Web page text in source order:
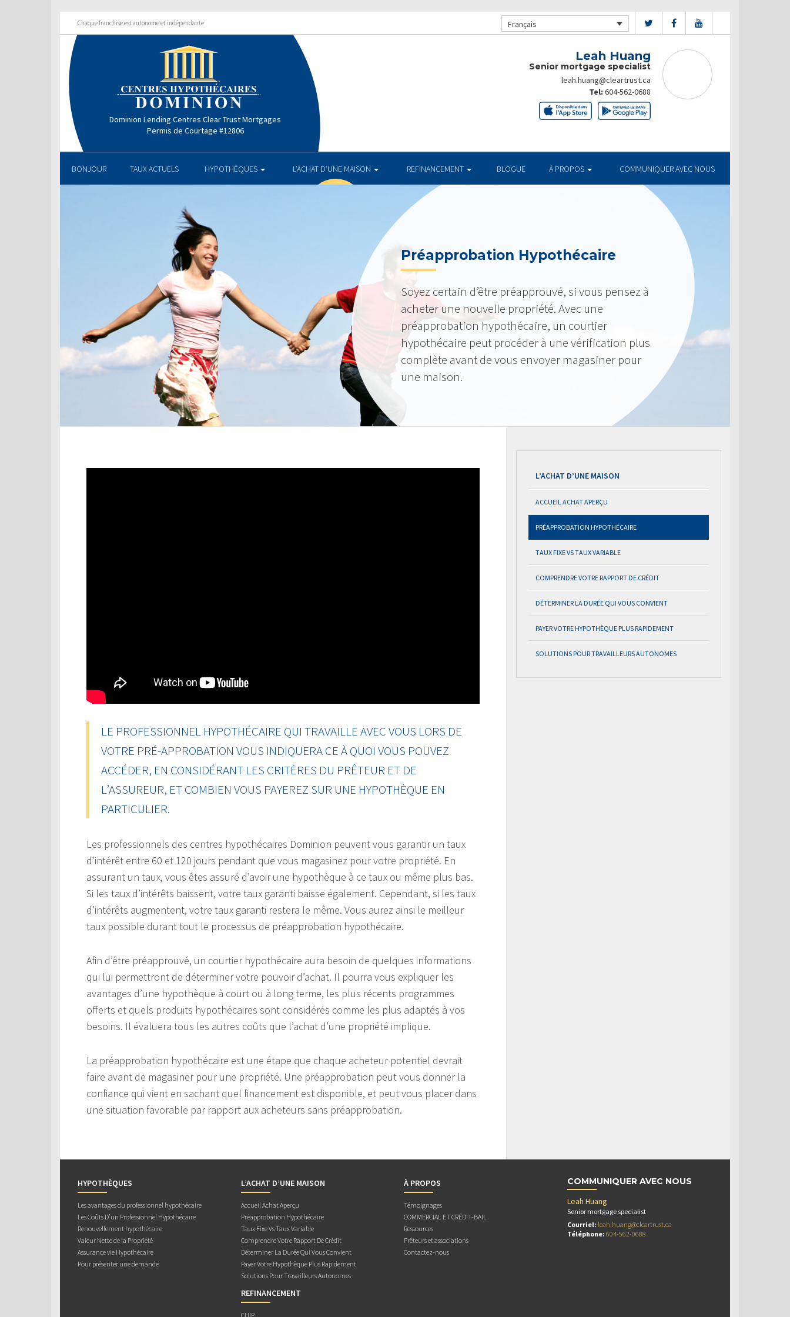
Chaque franchise est autonome et indépendante Français
Dominion Lending Centres Clear Trust Mortgages
Permis de Courtage #12806
Leah Huang
Senior mortgage specialist
leah.huang@cleartrust.ca
Tel: 604-562-0688
BONJOUR TAUX ACTUELS HYPOTHÈQUES L’ACHAT D’UNE MAISON REFINANCEMENT BLOGUE À PROPOS COMMUNIQUER AVEC NOUS
Préapprobation Hypothécaire
Soyez certain d’être préapprouvé, si vous pensez à
acheter une nouvelle propriété. Avec une
préapprobation hypothécaire, un courtier
hypothécaire peut procéder à une vérification plus
complète avant de vous envoyer magasiner pour
une maison.
LE PROFESSIONNEL HYPOTHÉCAIRE QUI TRAVAILLE AVEC VOUS LORS DE
VOTRE PRÉ-APPROBATION VOUS INDIQUERA CE À QUOI VOUS POUVEZ
ACCÉDER, EN CONSIDÉRANT LES CRITÈRES DU PRÊTEUR ET DE
L’ASSUREUR, ET COMBIEN VOUS PAYEREZ SUR UNE HYPOTHÈQUE EN
PARTICULIER.
Les professionnels des centres hypothécaires Dominion peuvent vous garantir un taux
d’intérêt entre 60 et 120 jours pendant que vous magasinez pour votre propriété. En
assurant un taux, vous êtes assuré d’avoir une hypothèque à ce taux ou même plus bas.
Si les taux d’intérêts baissent, votre taux garanti baisse également. Cependant, si les taux
d’intérêts augmentent, votre taux garanti restera le même. Vous aurez ainsi le meilleur
taux possible durant tout le processus de préapprobation hypothécaire.
Afin d’être préapprouvé, un courtier hypothécaire aura besoin de quelques informations
qui lui permettront de déterminer votre pouvoir d’achat. Il pourra vous expliquer les
avantages d’une hypothèque à court ou à long terme, les plus récents programmes
offerts et quels produits hypothécaires sont considérés comme les plus adaptés à vos
besoins. Il évaluera tous les autres coûts que l’achat d’une propriété implique.
La préapprobation hypothécaire est une étape que chaque acheteur potentiel devrait
faire avant de magasiner pour une propriété. Une préapprobation peut vous donner la
confiance qui vient en sachant quel financement est disponible, et peut vous placer dans
une situation favorable par rapport aux acheteurs sans préapprobation.
L’ACHAT D’UNE MAISON
ACCUEIL ACHAT APERÇU
PRÉAPPROBATION HYPOTHÉCAIRE
TAUX FIXE VS TAUX VARIABLE
COMPRENDRE VOTRE RAPPORT DE CRÉDIT
DÉTERMINER LA DURÉE QUI VOUS CONVIENT
PAYER VOTRE HYPOTHÈQUE PLUS RAPIDEMENT
SOLUTIONS POUR TRAVAILLEURS AUTONOMES
HYPOTHÈQUES
Les avantages du professionnel hypothécaire
Les Coûts D’un Professionnel Hypothécaire
Renouvellement hypothécaire
Valeur Nette de la Propriété
Assurance vie Hypothécaire
Pour présenter une demande
L’ACHAT D’UNE MAISON
Accueil Achat Aperçu
Préapprobation Hypothécaire
Taux Fixe Vs Taux Variable
Comprendre Votre Rapport De Crédit
Déterminer La Durée Qui Vous Convient
Payer Votre Hypothèque Plus Rapidement
Solutions Pour Travailleurs Autonomes
REFINANCEMENT
CHIP
À PROPOS
Témoignages
COMMERCIAL ET CRÉDIT-BAIL
Ressources
Prêteurs et associations
Contactez-nous
COMMUNIQUER AVEC NOUS
Leah Huang
Senior mortgage specialist
Courriel: leah.huang@cleartrust.ca
Téléphone: 604-562-0688